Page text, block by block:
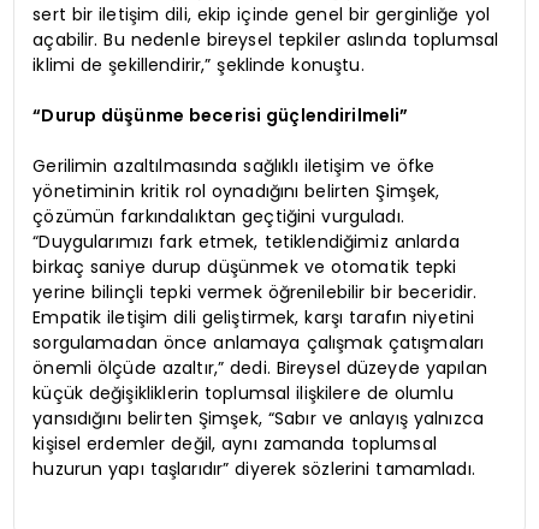
sert bir iletişim dili, ekip içinde genel bir gerginliğe yol
açabilir. Bu nedenle bireysel tepkiler aslında toplumsal
iklimi de şekillendirir,” şeklinde konuştu.
“Durup düşünme becerisi güçlendirilmeli”
Gerilimin azaltılmasında sağlıklı iletişim ve öfke
yönetiminin kritik rol oynadığını belirten Şimşek,
çözümün farkındalıktan geçtiğini vurguladı.
“Duygularımızı fark etmek, tetiklendiğimiz anlarda
birkaç saniye durup düşünmek ve otomatik tepki
yerine bilinçli tepki vermek öğrenilebilir bir beceridir.
Empatik iletişim dili geliştirmek, karşı tarafın niyetini
sorgulamadan önce anlamaya çalışmak çatışmaları
önemli ölçüde azaltır,” dedi. Bireysel düzeyde yapılan
küçük değişikliklerin toplumsal ilişkilere de olumlu
yansıdığını belirten Şimşek, “Sabır ve anlayış yalnızca
kişisel erdemler değil, aynı zamanda toplumsal
huzurun yapı taşlarıdır” diyerek sözlerini tamamladı.